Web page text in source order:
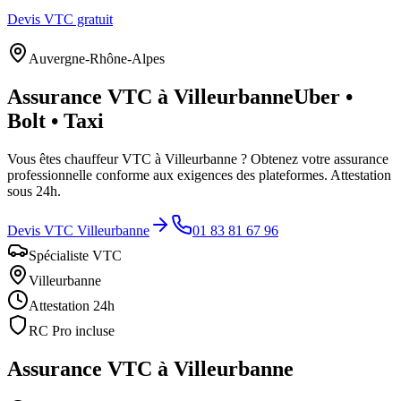
Devis VTC gratuit
Auvergne-Rhône-Alpes
Assurance VTC à VilleurbanneUber •
Bolt • Taxi
Vous êtes chauffeur VTC à Villeurbanne ? Obtenez votre assurance
professionnelle conforme aux exigences des plateformes. Attestation
sous 24h.
Devis VTC Villeurbanne
01 83 81 67 96
Spécialiste VTC
Villeurbanne
Attestation 24h
RC Pro incluse
Assurance VTC à Villeurbanne